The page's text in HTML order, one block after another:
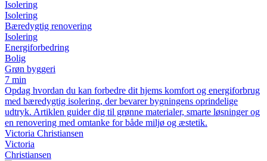
Isolering
Isolering
Bæredygtig renovering
Isolering
Energiforbedring
Bolig
Grøn byggeri
7 min
Opdag hvordan du kan forbedre dit hjems komfort og energiforbrug
med bæredygtig isolering, der bevarer bygningens oprindelige
udtryk. Artiklen guider dig til grønne materialer, smarte løsninger og
en renovering med omtanke for både miljø og æstetik.
Victoria Christiansen
Victoria
Christiansen